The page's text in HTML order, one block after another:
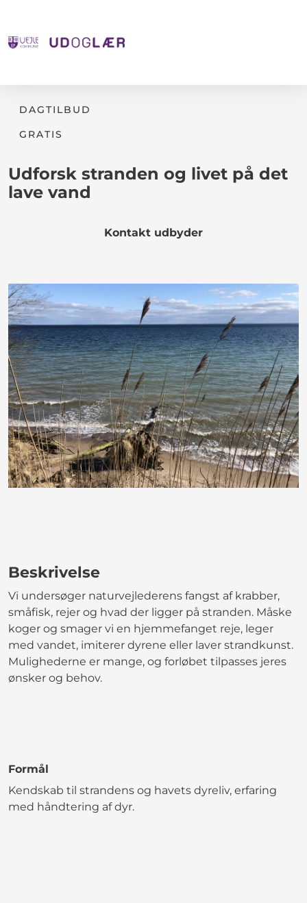
DAGTILBUD
GRATIS
Udforsk stranden og livet på det
lave vand
Kontakt udbyder
Beskrivelse
Vi undersøger naturvejlederens fangst af krabber,
småfisk, rejer og hvad der ligger på stranden. Måske
koger og smager vi en hjemmefanget reje, leger
med vandet, imiterer dyrene eller laver strandkunst.
Mulighederne er mange, og forløbet tilpasses jeres
ønsker og behov.
Formål
Kendskab til strandens og havets dyreliv, erfaring
med håndtering af dyr.